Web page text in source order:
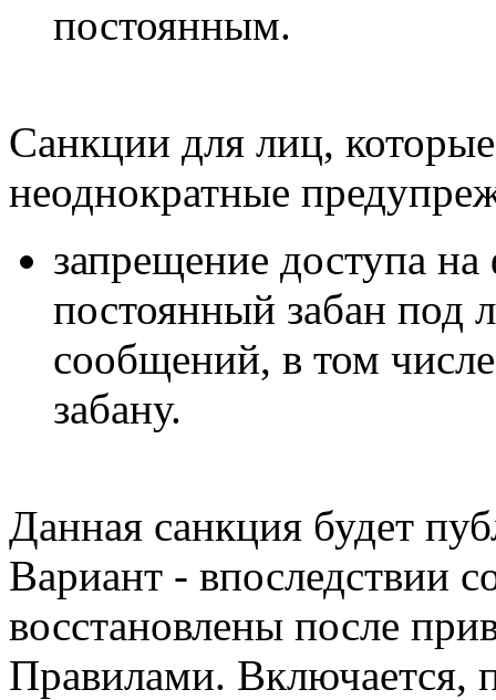
постоянным.
Санкции для лиц,
неоднократные
запрещение доступа
постоянный забан под
сообщений, в том
забану.
Данная санкция будет
Вариант - впоследствии
восстановлены после
Правилами. Включается,